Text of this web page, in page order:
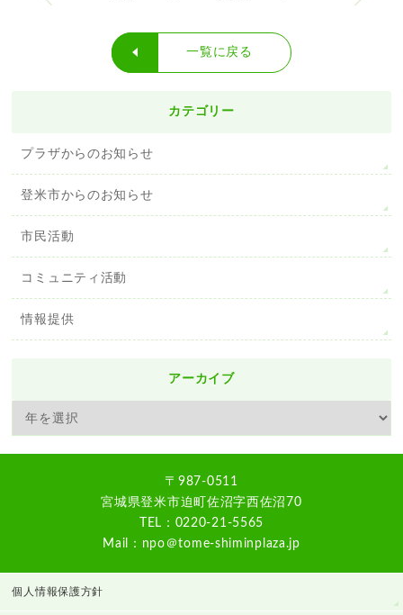
一覧に戻る
カテゴリー
プラザからのお知らせ
登米市からのお知らせ
市民活動
コミュニティ活動
情報提供
アーカイブ
〒987-0511
宮城県登米市迫町佐沼字西佐沼70
TEL：0220-21-5565
Mail：npo＠tome-shiminplaza.jp
個人情報保護方針